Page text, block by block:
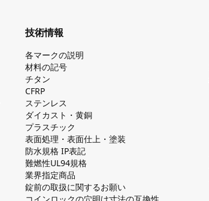
技術情報
各マークの説明
材料の記号
チタン
CFRP
ステンレス
ダイカスト・⻩銅
プラスチック
表面処理・表面仕上・塗装
防⽔規格 IP表記
難燃性UL94規格
業界指定商品
錠前の取扱に関するお願い